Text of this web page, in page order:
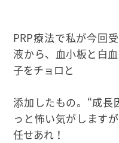
PRP療法で私が今回
液から、血小板と白
子をチョロと
添加したもの。“成長
っと怖い気がします
任せあれ！